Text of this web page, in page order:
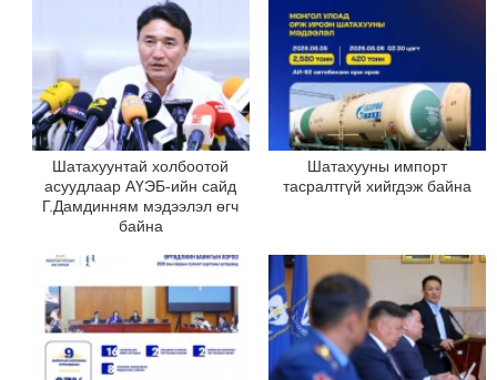
Шатахуунтай холбоотой
асуудлаар АҮЭБ-ийн сайд
Г.Дамдинням мэдээлэл өгч
байна
Шатахууны импорт
тасралтгүй хийгдэж байна